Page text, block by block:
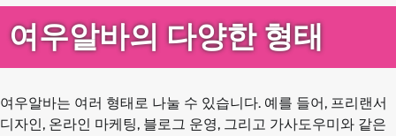
여우알바의 다양한 형태
여우알바는 여러 형태로 나눌 수 있습니다. 예를 들어, 프리랜서
디자인, 온라인 마케팅, 블로그 운영, 그리고 가사도우미와 같은